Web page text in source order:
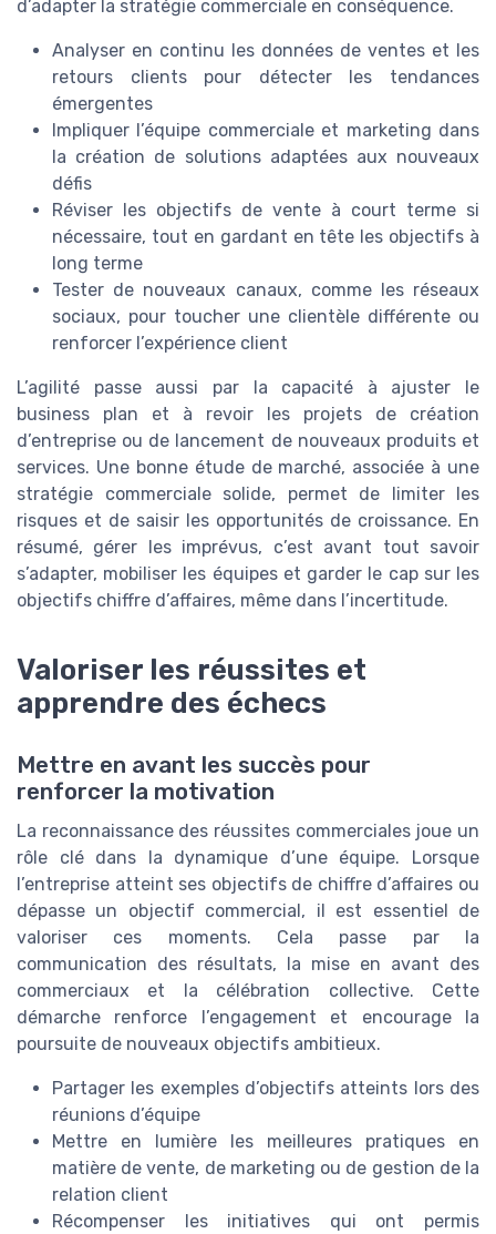
d’adapter la stratégie commerciale en conséquence.
Analyser en continu les données de ventes et les
retours clients pour détecter les tendances
émergentes
Impliquer l’équipe commerciale et marketing dans
la création de solutions adaptées aux nouveaux
défis
Réviser les objectifs de vente à court terme si
nécessaire, tout en gardant en tête les objectifs à
long terme
Tester de nouveaux canaux, comme les réseaux
sociaux, pour toucher une clientèle différente ou
renforcer l’expérience client
L’agilité passe aussi par la capacité à ajuster le
business plan et à revoir les projets de création
d’entreprise ou de lancement de nouveaux produits et
services. Une bonne étude de marché, associée à une
stratégie commerciale solide, permet de limiter les
risques et de saisir les opportunités de croissance. En
résumé, gérer les imprévus, c’est avant tout savoir
s’adapter, mobiliser les équipes et garder le cap sur les
objectifs chiffre d’affaires, même dans l’incertitude.
Valoriser les réussites et
apprendre des échecs
Mettre en avant les succès pour
renforcer la motivation
La reconnaissance des réussites commerciales joue un
rôle clé dans la dynamique d’une équipe. Lorsque
l’entreprise atteint ses objectifs de chiffre d’affaires ou
dépasse un objectif commercial, il est essentiel de
valoriser ces moments. Cela passe par la
communication des résultats, la mise en avant des
commerciaux et la célébration collective. Cette
démarche renforce l’engagement et encourage la
poursuite de nouveaux objectifs ambitieux.
Partager les exemples d’objectifs atteints lors des
réunions d’équipe
Mettre en lumière les meilleures pratiques en
matière de vente, de marketing ou de gestion de la
relation client
Récompenser les initiatives qui ont permis